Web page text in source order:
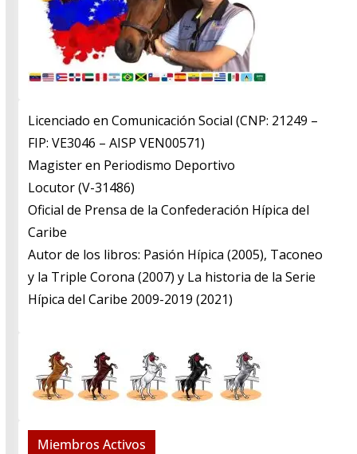
Licenciado en Comunicación Social (CNP: 21249 –
FIP: VE3046 – AISP VEN00571)
​Magister en Periodismo Deportivo
​Locutor (V-31486)
​Oficial de Prensa de la Confederación Hípica del
Caribe
​Autor de los libros: Pasión Hípica (2005), Taconeo
y la Triple Corona (2007) y La historia de la Serie
Hípica del Caribe 2009-2019 (2021)
Miembros Activos